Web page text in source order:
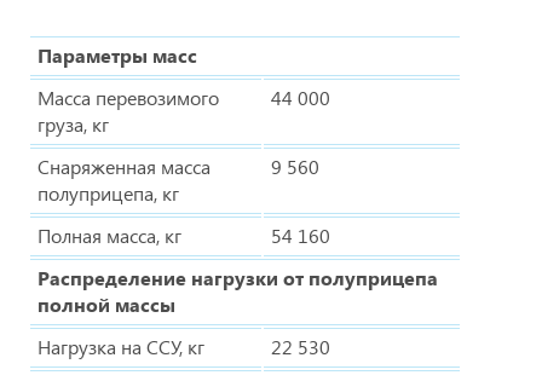
Параметры масс
Масса перевозимого
груза, кг
44 000
Снаряженная масса
полуприцепа, кг
9 560
Полная масса, кг
54 160
Распределение нагрузки от полуприцепа
полной массы
Нагрузка на ССУ, кг
22 530